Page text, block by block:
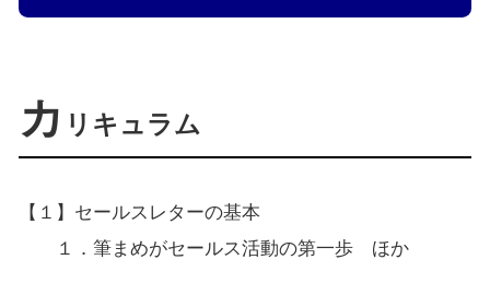
カ リキュラム
【１】セールスレターの基本
１．筆まめがセールス活動の第一歩 ほか